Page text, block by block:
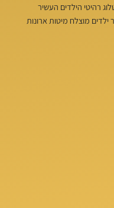
מוכרת חדרי ילדים מאז 1996 קטלוג רהיטי הילדים העשיר
מוצלח מיטות ארונות